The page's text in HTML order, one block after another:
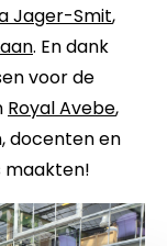
Jager-Smit,
. En dank
voor de
Royal Avebe,
docenten en
maakten!